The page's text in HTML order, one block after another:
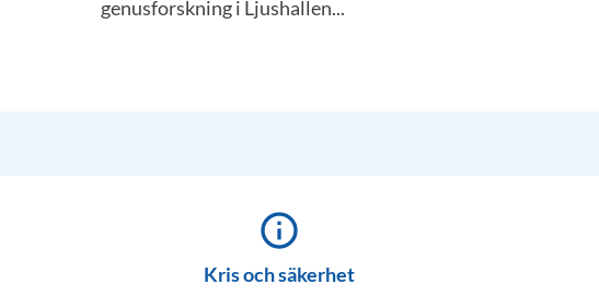
genusforskning i Ljushallen...
info_outline
Kris och säkerhet